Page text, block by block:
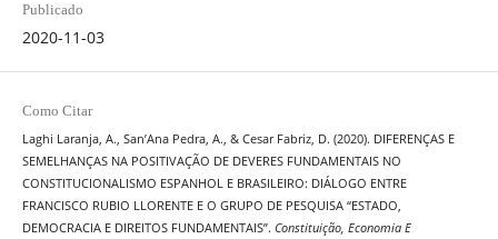
Publicado
2020-11-03
Como Citar
Laghi Laranja, A., San’Ana Pedra, A., & Cesar Fabriz, D. (2020). DIFERENÇAS E
SEMELHANÇAS NA POSITIVAÇÃO DE DEVERES FUNDAMENTAIS NO
CONSTITUCIONALISMO ESPANHOL E BRASILEIRO: DIÁLOGO ENTRE
FRANCISCO RUBIO LLORENTE E O GRUPO DE PESQUISA “ESTADO,
DEMOCRACIA E DIREITOS FUNDAMENTAIS”. Constituição, Economia E